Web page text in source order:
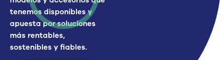
tenemos disponibles y
apuesta por soluciones
más rentables,
sostenibles y fiables.